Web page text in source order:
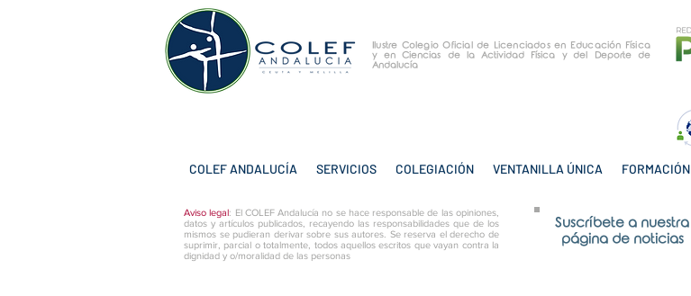
Ilustre Colegio Oficial de Licenciados en Educación Física
y en Ciencias de la Actividad Física y del Deporte de
Andalucía
COLEF ANDALUCÍA SERVICIOS COLEGIACIÓN VENTANILLA ÚNICA FORMACIÓN
Aviso legal: El COLEF Andalucía no se hace responsable de las opiniones,
datos y artículos publicados, recayendo las responsabilidades que de los
mismos se pudieran derivar sobre sus autores. Se reserva el derecho de
suprimir, parcial o totalmente, todos aquellos escritos que vayan contra la
dignidad y o/moralidad de las personas
Suscríbete a nuestra
página de noticias